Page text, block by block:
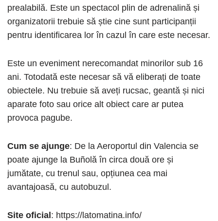
prealabilă. Este un spectacol plin de adrenalină și
organizatorii trebuie să știe cine sunt participanții
pentru identificarea lor în cazul în care este necesar.
Este un eveniment nerecomandat minorilor sub 16
ani. Totodată este necesar să vă eliberați de toate
obiectele. Nu trebuie să aveți rucsac, geantă și nici
aparate foto sau orice alt obiect care ar putea
provoca pagube.
Cum se ajunge: De la Aeroportul din Valencia se
poate ajunge la Buñolă în circa două ore și
jumătate, cu trenul sau, opțiunea cea mai
avantajoasă, cu autobuzul.
Site oficial : https://latomatina.info/